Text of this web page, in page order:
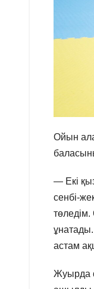
Ойын
— Екі
сенбі-
төледім.
астам
Жуырда